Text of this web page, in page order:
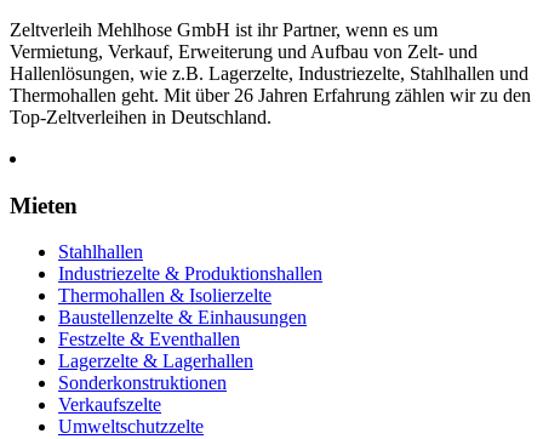
Zeltverleih Mehlhose GmbH ist ihr Partner, wenn es um
Vermietung, Verkauf, Erweiterung und Aufbau von Zelt- und
Hallenlösungen, wie z.B. Lagerzelte, Industriezelte, Stahlhallen und
Thermohallen geht. Mit über 26 Jahren Erfahrung zählen wir zu den
Top-Zeltverleihen in Deutschland.
Mieten
Stahlhallen
Industriezelte & Produktionshallen
Thermohallen & Isolierzelte
Baustellenzelte & Einhausungen
Festzelte & Eventhallen
Lagerzelte & Lagerhallen
Sonderkonstruktionen
Verkaufszelte
Umweltschutzzelte